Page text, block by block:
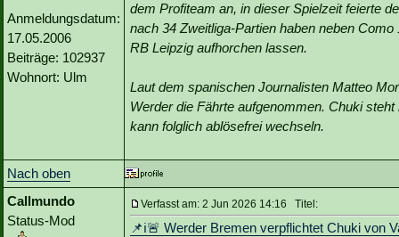
Anmeldungsdatum:
17.05.2006
Beiträge: 102937
Wohnort: Ulm
dem Profiteam an, in dieser Spielzeit feierte
nach 34 Zweitliga-Partien haben neben
RB Leipzig aufhorchen lassen.
Laut dem spanischen Journalisten Matteo
Werder die Fährte aufgenommen. Chuki
kann folglich ablösefrei wechseln.
Nach oben
Callmundo
Status-Mod
Verfasst am: 2 Jun 2026 14:16 Titel:
📌ℹ️🚨 Werder Bremen verpflichtet Chuki von